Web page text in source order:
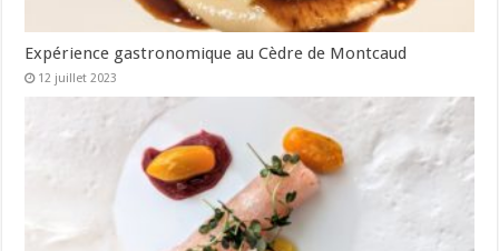
Expérience gastronomique au Cèdre de Montcaud
12 juillet 2023